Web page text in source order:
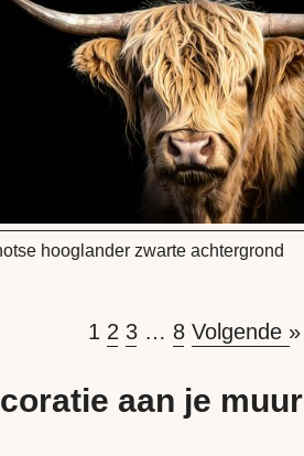
hooglander zwarte achtergrond
1 2 3 … 8 Volgende »
aan je muur